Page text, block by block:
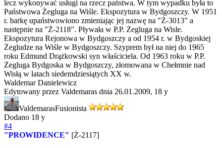
lecz wykonywać usługi na rzecz państwa. W tym wypadku była to
Państwowa Żegluga na Wiśle. Ekspozytura w Bydgoszczy. W 1951
r. barkę upaństwowiono zmieniając jej nazwę na "Ż-3013" a
następnie na "Ż-2118". Pływała w P.P. Żegluga na Wisle.
Ekspozytura Rejonowa w Bydgoszczy a od 1954 r. w Bydgoskiej
Żegludze na Wiśle w Bydgoszczy. Szyprem był na niej do 1965
roku Edmund Drążkowski syn właściciela. Od 1963 roku w P.P.
Żegluga Bydgoska w Bydgoszczy, złomowana w Chełmnie nad
Wisłą w latach siedemdziesiątych XX w.
Waldemar Danielewicz
Edytowany przez Valdemaras dnia 26.01.2009, 18 y
ValdemarasFusionista
Dodano 18 y
#4
"PROWIDENCE" [Ż-2117]